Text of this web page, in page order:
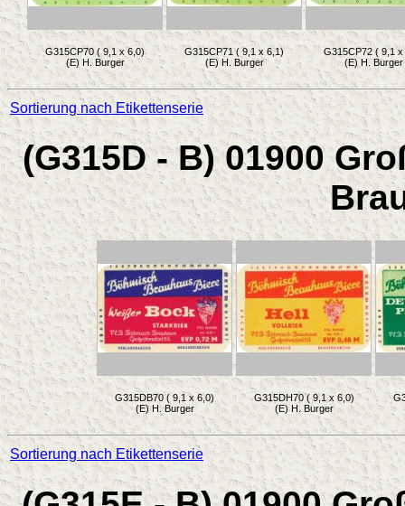
G315CP70 ( 9,1 x 6,0)
(E) H. Burger
G315CP71 ( 9,1 x 6,1)
(E) H. Burger
G315CP72 ( 9,1 x
(E) H. Burger
Sortierung nach Etikettenserie
(G315D - B) 01900
G315DB70 ( 9,1 x 6,0)
(E) H. Burger
G315DH70 ( 9,1 x 6,0)
(E) H. Burger
Sortierung nach Etikettenserie